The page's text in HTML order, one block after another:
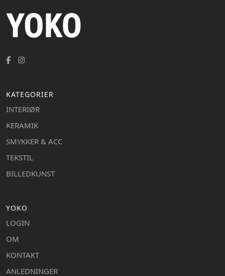
KATEGORIER
INTERIØR
KERAMIK
SMYKKER & ACC
TEKSTIL
BILLEDKUNST
YOKO
LOGIN
OM
KONTAKT
ANLEDNINGER